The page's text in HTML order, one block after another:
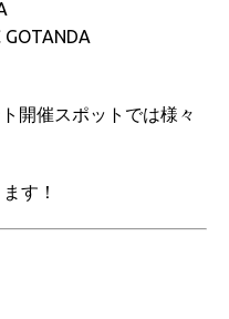
開催スポットでは様々
す！